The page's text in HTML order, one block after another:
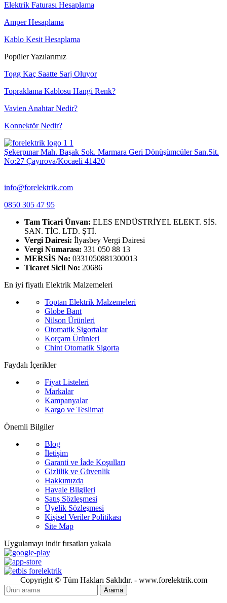
Elektrik Faturası Hesaplama
Amper Hesaplama
Kablo Kesit Hesaplama
Popüler Yazılarımız
Togg Kaç Saatte Sarj Oluyor
Topraklama Kablosu Hangi Renk?
Vavien Anahtar Nedir?
Konnektör Nedir?
Şekerpınar Mah. Başak Sok. Marmara Geri Dönüşümcüler San.Sit.
No:27 Çayırova/Kocaeli 41420
info@forelektrik.com
0850 305 47 95
Tam Ticari Ünvan: ELES ENDÜSTRİYEL ELEKT. SİS.
SAN. TİC. LTD. ŞTİ.
Vergi Dairesi: İlyasbey Vergi Dairesi
Vergi Numarası: 331 050 88 13
MERSİS No: 0331050881300013
Ticaret Sicil No: 20686
En iyi fiyatlı Elektrik Malzemeleri
Toptan Elektrik Malzemeleri
Globe Bant
Nilson Ürünleri
Otomatik Sigortalar
Korçam Ürünleri
Chint Otomatik Sigorta
Faydalı İçerikler
Fiyat Listeleri
Markalar
Kampanyalar
Kargo ve Teslimat
Önemli Bilgiler
Blog
İletişim
Garanti ve İade Koşulları
Gizlilik ve Güvenlik
Hakkımızda
Havale Bilgileri
Satış Sözleşmesi
Üyelik Sözleşmesi
Kişisel Veriler Politikası
Site Map
Uygulamayı indir fırsatları yakala
Copyright © Tüm Hakları Saklıdır. - www.forelektrik.com
Arama